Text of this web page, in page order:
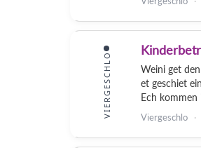
VIERGESCHLO
Weini get
et geschiet
Ech kommen
Viergeschlo